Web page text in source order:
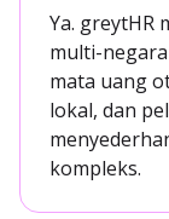
Ya. greytHR
multi-
mata uang
lokal, dan
kompleks.